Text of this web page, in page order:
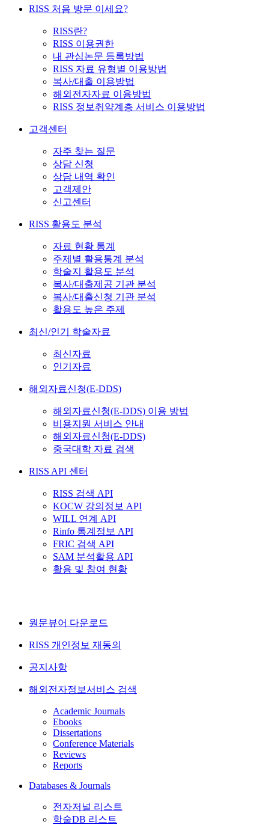
RISS 처음 방문 이세요?
RISS란?
RISS 이용권한
내 관심논문 등록방법
RISS 자료 유형별 이용방법
복사/대출 이용방법
해외전자자료 이용방법
RISS 정보취약계층 서비스 이용방법
고객센터
자주 찾는 질문
상담 신청
상담 내역 확인
고객제안
신고센터
RISS 활용도 분석
자료 현황 통계
주제별 활용통계 분석
학술지 활용도 분석
복사/대출제공 기관 분석
복사/대출신청 기관 분석
활용도 높은 주제
최신/인기 학술자료
최신자료
인기자료
해외자료신청(E-DDS)
해외자료신청(E-DDS) 이용 방법
비용지원 서비스 안내
해외자료신청(E-DDS)
중국대학 자료 검색
RISS API 센터
RISS 검색 API
KOCW 강의정보 API
WILL 연계 API
Rinfo 통계정보 API
FRIC 검색 API
SAM 분석활용 API
활용 및 참여 현황
원문뷰어 다운로드
RISS 개인정보 재동의
공지사항
해외전자정보서비스 검색
Academic Journals
Ebooks
Dissertations
Conference Materials
Reviews
Reports
Databases & Journals
전자저널 리스트
학술DB 리스트